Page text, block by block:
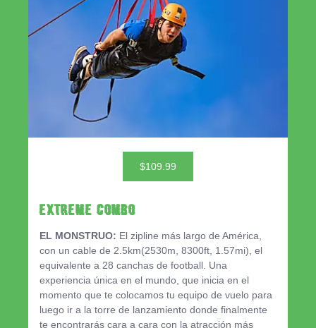
$109.99
EXTREME COMBO
EL MONSTRUO: El zipline más largo de América,
con un cable de 2.5km(2530m, 8300ft, 1.57mi), el
equivalente a 28 canchas de football. Una
experiencia única en el mundo, que inicia en el
momento que te colocamos tu equipo de vuelo para
luego ir a la torre de lanzamiento donde finalmente
te encontrarás cara a cara con la atracción más